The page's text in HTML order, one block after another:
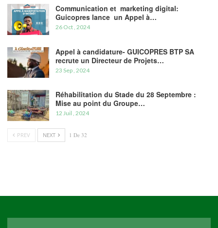
Communication et marketing digital:
Guicopres lance un Appel à…
26 Oct , 2024
Appel à candidature- GUICOPRES BTP SA
recrute un Directeur de Projets…
23 Sep , 2024
Réhabilitation du Stade du 28 Septembre :
Mise au point du Groupe…
12 Juil , 2024
PREV NEXT 1 De 32